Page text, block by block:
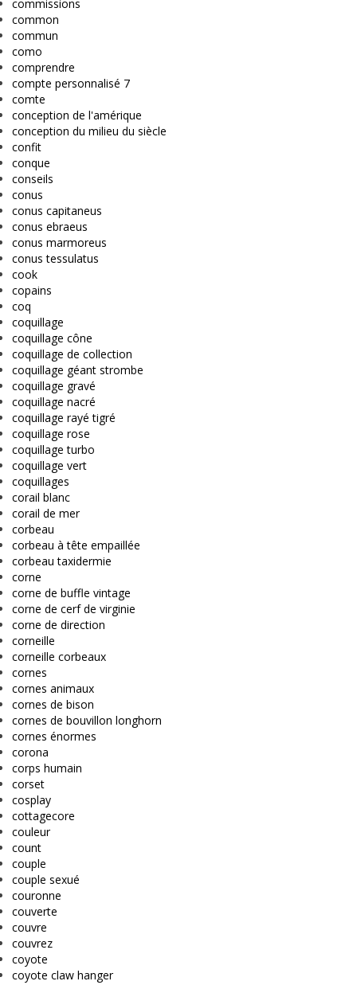
commissions
common
commun
como
comprendre
compte personnalisé 7
comte
conception de l'amérique
conception du milieu du siècle
confit
conque
conseils
conus
conus capitaneus
conus ebraeus
conus marmoreus
conus tessulatus
cook
copains
coq
coquillage
coquillage cône
coquillage de collection
coquillage géant strombe
coquillage gravé
coquillage nacré
coquillage rayé tigré
coquillage rose
coquillage turbo
coquillage vert
coquillages
corail blanc
corail de mer
corbeau
corbeau à tête empaillée
corbeau taxidermie
corne
corne de buffle vintage
corne de cerf de virginie
corne de direction
corneille
corneille corbeaux
cornes
cornes animaux
cornes de bison
cornes de bouvillon longhorn
cornes énormes
corona
corps humain
corset
cosplay
cottagecore
couleur
count
couple
couple sexué
couronne
couverte
couvre
couvrez
coyote
coyote claw hanger